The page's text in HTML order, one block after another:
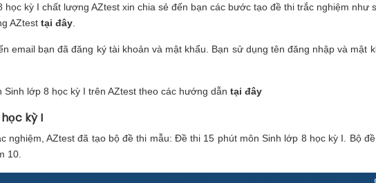
kỳ I chất lượng AZtest xin chia sẻ đến bạn các bước tạo đề thi trắc nghiệm như
AZtest tại đây
email bạn đã đăng ký tài khoản và mật khẩu. Bạn sử dụng tên đăng nhập và mật
lớp 8 học kỳ I trên AZtest theo các hướng dẫn tại đây
kỳ I
AZtest đã tạo bộ đề thi mẫu: Đề thi 15 phút môn Sinh lớp 8 học kỳ I. Bộ
10.